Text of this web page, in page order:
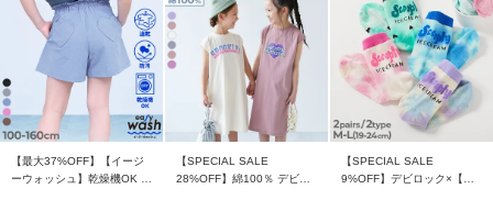
て
お
い
物
ガ
イ
【最大37%OFF】【イージ
ーウォッシュ】乾燥機OK 防
【SPECIAL SALE
28%OFF】綿100％ デビラ
【SPECIAL SALE
9%OFF】デビロック×【ア